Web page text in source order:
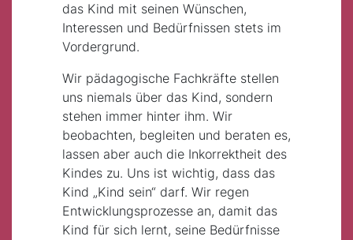
das Kind mit seinen Wünschen,
Interessen und Bedürfnissen stets im
Vordergrund.
Wir pädagogische Fachkräfte stellen
uns niemals über das Kind, sondern
stehen immer hinter ihm. Wir
beobachten, begleiten und beraten es,
lassen aber auch die Inkorrektheit des
Kindes zu. Uns ist wichtig, dass das
Kind „Kind sein“ darf. Wir regen
Entwicklungsprozesse an, damit das
Kind für sich lernt, seine Bedürfnisse